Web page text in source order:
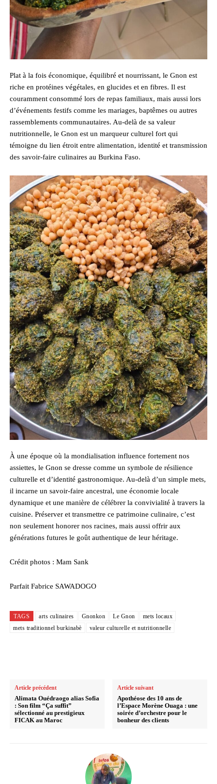
Plat à la fois économique, équilibré et nourrissant, le Gnon est
riche en protéines végétales, en glucides et en fibres. Il est
couramment consommé lors de repas familiaux, mais aussi lors
d’événements festifs comme les mariages, baptêmes ou autres
rassemblements communautaires. Au-delà de sa valeur
nutritionnelle, le Gnon est un marqueur culturel fort qui
témoigne du lien étroit entre alimentation, identité et transmission
des savoir-faire culinaires au Burkina Faso.
À une époque où la mondialisation influence fortement nos
assiettes, le Gnon se dresse comme un symbole de résilience
culturelle et d’identité gastronomique. Au-delà d’un simple mets,
il incarne un savoir-faire ancestral, une économie locale
dynamique et une manière de célébrer la convivialité à travers la
cuisine. Préserver et transmettre ce patrimoine culinaire, c’est
non seulement honorer nos racines, mais aussi offrir aux
générations futures le goût authentique de leur héritage.
Crédit photos : Mam Sank
Parfait Fabrice SAWADOGO
TAGS arts culinaires Gnonkon Le Gnon
mets locaux
mets traditionnel burkinabè
valeur culturelle et nutritionnelle
Article précédent
Alimata Ouédraogo alias Sofia
: Son film “Ça suffit”
sélectionné au prestigieux
FICAK au Maroc
Article suivant
Apothéose des 10 ans de
l’Espace Morène Ouaga : une
soirée d’orchestre pour le
bonheur des clients